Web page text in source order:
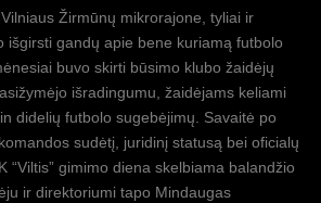
Žirmūnų mikrorajone, tyliai ir
išgirsti gandų apie bene kuriamą futbolo
buvo skirti būsimo klubo žaidėjų
išradingumu, žaidėjams keliami
didelių futbolo sugebėjimų. Savaitė po
sudėtį, juridinį statusą bei oficialų
“Viltis” gimimo diena skelbiama balandžio
ir direktoriumi tapo Mindaugas